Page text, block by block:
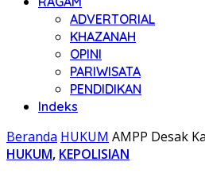
ADVERTORIAL
KHAZANAH
OPINI
PARIWISATA
PENDIDIKAN
Indeks
Beranda HUKUM AMPP Desak
HUKUM, KEPOLISIAN